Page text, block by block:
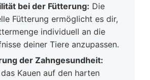
bei der Fütterung: Die
Fütterung ermöglicht es dir,
individuell an die
deiner Tiere anzupassen.
der Zahngesundheit:
Kauen auf den harten